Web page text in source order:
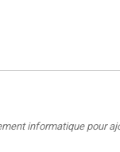
informatique pour